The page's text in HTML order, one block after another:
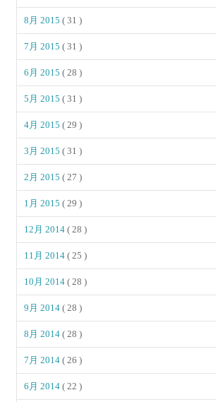
8月 2015( 31 )
7月 2015( 31 )
6月 2015( 28 )
5月 2015( 31 )
4月 2015( 29 )
3月 2015( 31 )
2月 2015( 27 )
1月 2015( 29 )
12月 2014( 28 )
11月 2014( 25 )
10月 2014( 28 )
9月 2014( 28 )
8月 2014( 28 )
7月 2014( 26 )
6月 2014( 22 )